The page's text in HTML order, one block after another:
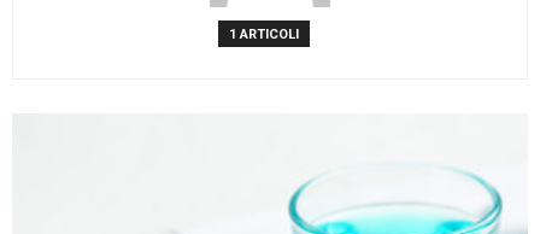
1 ARTICOLI